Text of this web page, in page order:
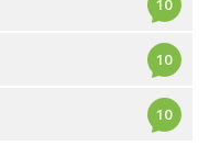
10
10
10